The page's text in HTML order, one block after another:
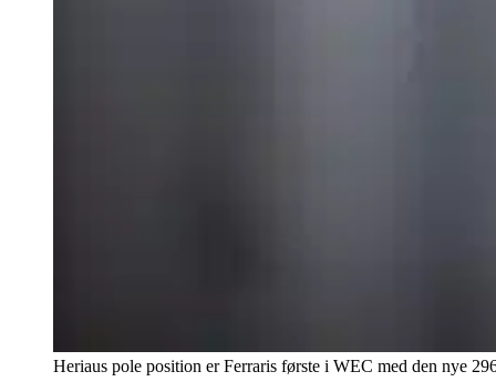
Heriaus pole position er Ferraris første i WEC med den nye